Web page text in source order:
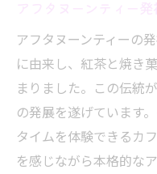
アフタヌーンティーの
に由来し、紅茶と焼き
まりました。この伝統
の発展を遂げています
タイムを体験できるカ
を感じながら本格的な